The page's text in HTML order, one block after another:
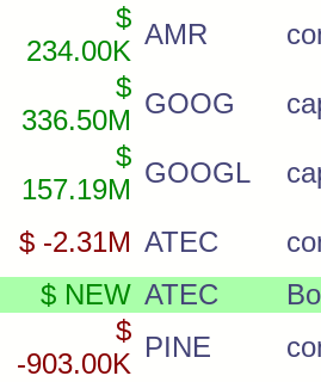
$
234.00K
AMR
$
336.50M
GOOG
$
157.19M
GOOGL
$ -2.31M ATEC
$ NEW ATEC
$
-903.00K
PINE